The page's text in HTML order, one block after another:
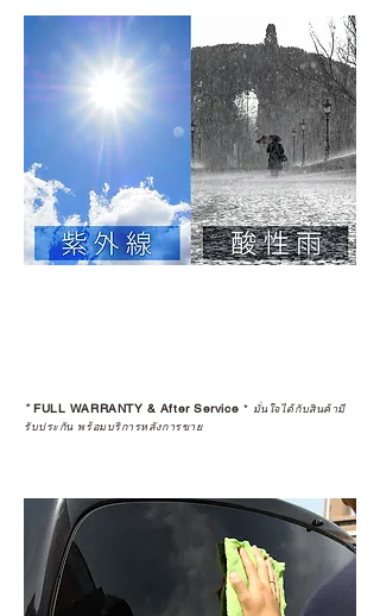
*FULL WARRANTY & After Service * มั่นใจได้กับสินค้ามี
รับประกัน พร้อมบริการหลังการขาย